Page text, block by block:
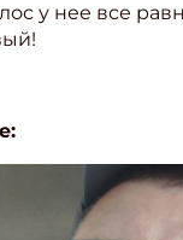
у нее все